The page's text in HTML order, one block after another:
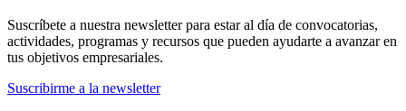
Suscríbete a nuestra newsletter para estar al día de convocatorias,
actividades, programas y recursos que pueden ayudarte a avanzar en
tus objetivos empresariales.
Suscribirme a la newsletter